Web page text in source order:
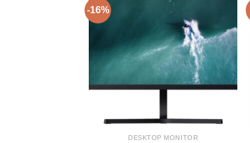
-16%
DESKTOP MONITOR